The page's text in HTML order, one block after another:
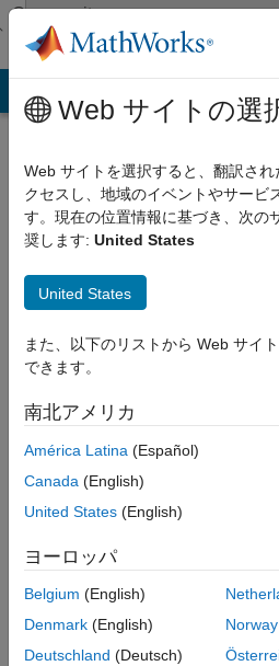
コンテンツへスキップ
Community
Profile
Ged
Ridgway
University
Oxford
ア
ク
Followers:
Web サイトの選
Web サイトを選択すると、翻訳さ
クセスし、地域のイベントやサービ
す。現在の位置情報に基づき、次の
奨します: United States
United States
また、以下のリストから Web サイ
できます。
南北アメリカ
América Latina (Español)
Canada (English)
United States (English)
ヨーロッパ
Belgium (English)
Denmark (English)
Deutschland (Deutsch)
Norway